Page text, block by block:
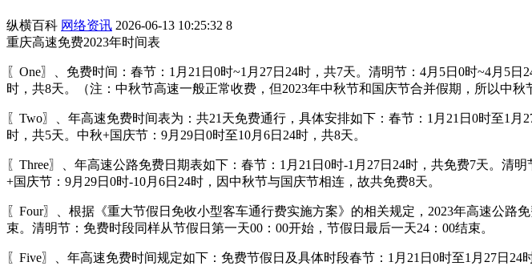
纵横百科 网络资讯 2026-06-13 10:25:32 8
重庆高速免费2023年时间表
〖One〗、免费时间：春节：1月21日0时~1月27日24时，共7天。清明节：4月5日0时~4月5
时，共8天。（注：中秋节高速一般正常收费，但2023年中秋节和国庆节合并假期，所以中秋
〖Two〗、年高速免费时间表为：共21天免费通行，具体安排如下：春节：1月21日0时至1
时，共5天。中秋+国庆节：9月29日0时至10月6日24时，共8天。
〖Three〗、年高速公路免费日期表如下：春节：1月21日0时-1月27日24时，共免费7天。清
+国庆节：9月29日0时-10月6日24时，因中秋节与国庆节相连，故共免费8天。
〖Four〗、根据《重大节假日免收小型客车通行费实施方案》的相关规定，2023年高速公
束。清明节：免费时段同样从节假日第一天00：00开始，节假日最后一天24：00结束。
〖Five〗、年高速免费时间规定如下：免费节假日及具体时段春节：1月21日0时至1月27日